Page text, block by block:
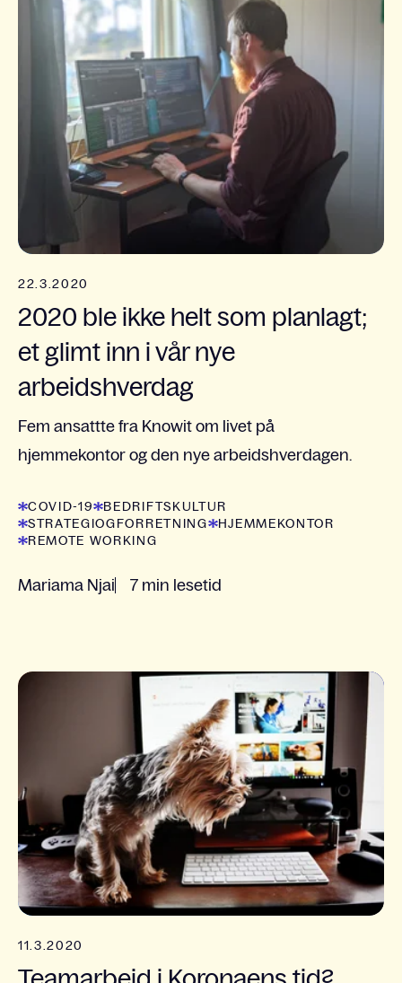
22.3.2020
2020 ble ikke helt som planlagt;
et glimt inn i vår nye
arbeidshverdag
Fem ansattte fra Knowit om livet på
hjemmekontor og den nye arbeidshverdagen.
COVID-19
BEDRIFTSKULTUR
STRATEGIOGFORRETNING
HJEMMEKONTOR
REMOTE WORKING
Mariama Njai 7 min lesetid
11.3.2020